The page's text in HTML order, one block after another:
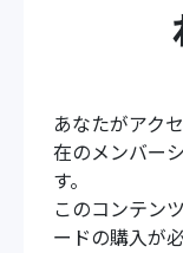
あなたがアク
在のメンバー
す。
このコンテン
ードの購入が